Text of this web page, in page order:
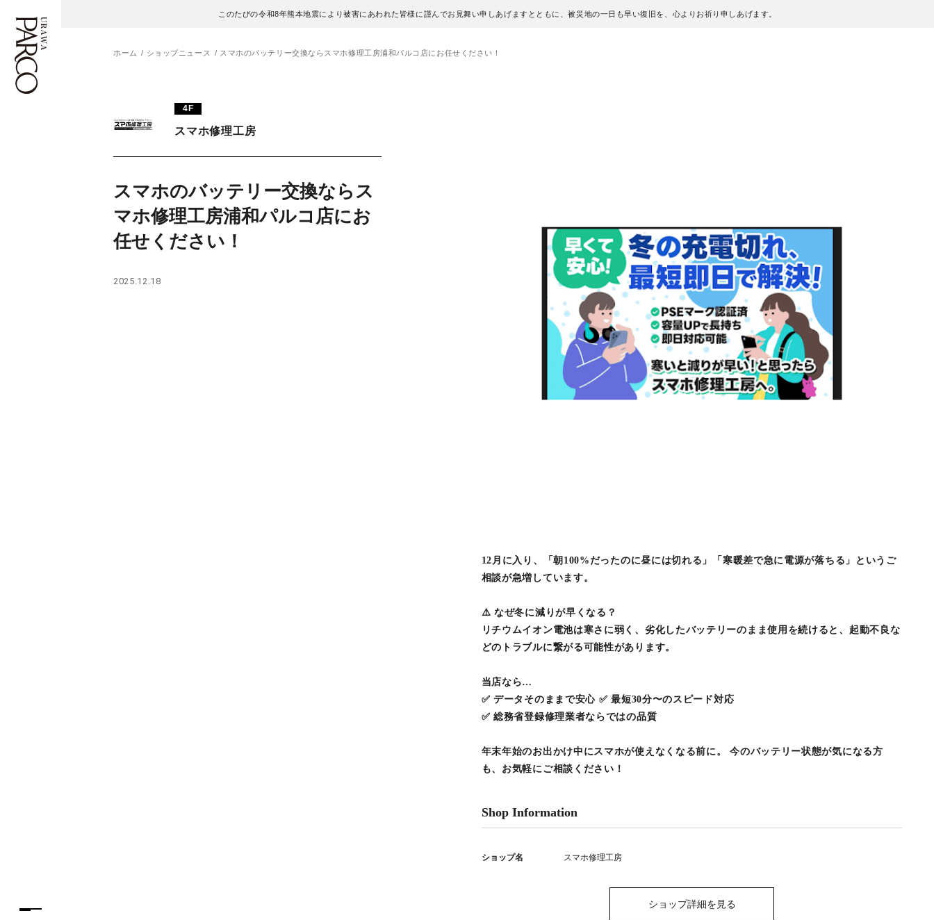
このたびの令和8年熊本地震により被害にあわれた皆様に謹んでお見舞い申しあげますとともに、被災地の一日も早い復旧を、心よりお祈り申しあげます。
施設案内・アクセス
レストラン・カフェ
ภาษาไทย
ホーム ショップニュース スマホのバッテリー交換ならスマホ修理工房浦和パルコ店にお任せください！
4F
スマホ修理工房
スマホのバッテリー交換ならス
マホ修理工房浦和パルコ店にお
任せください！
2025.12.18
12月に入り、「朝100%だったのに昼には切れる」「寒暖差で急に電源が落ちる」というご
相談が急増しています。
⚠️ なぜ冬に減りが早くなる？
リチウムイオン電池は寒さに弱く、劣化したバッテリーのまま使用を続けると、起動不良な
どのトラブルに繋がる可能性があります。
当店なら…
✅ データそのままで安心 ✅ 最短30分〜のスピード対応
✅ 総務省登録修理業者ならではの品質
年末年始のお出かけ中にスマホが使えなくなる前に。 今のバッテリー状態が気になる方
も、お気軽にご相談ください！
Shop Information
ショップ名 スマホ修理工房
ショップ詳細を見る